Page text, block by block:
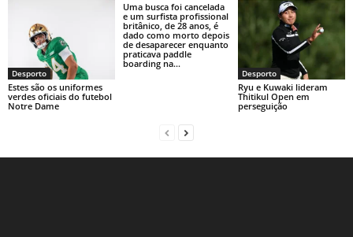
Desporto
Estes são os uniformes
verdes oficiais do futebol
Notre Dame
Uma busca foi cancelada
e um surfista profissional
britânico, de 28 anos, é
dado como morto depois
de desaparecer enquanto
praticava paddle
boarding na...
Desporto
Ryu e Kuwaki lideram
Thitikul Open em
perseguição